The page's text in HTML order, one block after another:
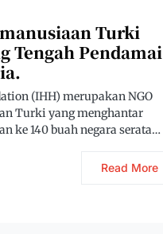
Turki
Tengah Pendamai
(IHH) merupakan NGO
Turki yang menghantar
ke 140 buah negara serata…
Read More